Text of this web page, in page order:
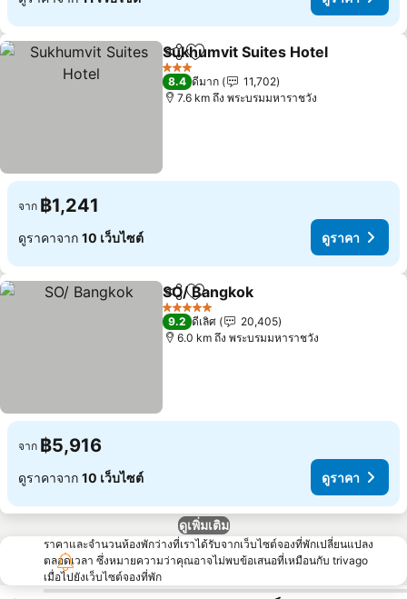
แชร์ เพิ่มในรายการโปรด
Sukhumvit Suites Hotel
3 ดาว
8.4 ดีมาก
11,702
7.6 km ถึง พระบรมมหาราชวัง
จาก ฿1,241
ดูราคาจาก 10 เว็บไซต์ ดูราคา
แชร์ เพิ่มในรายการโปรด
SO/ Bangkok
5 ดาว
9.2 ดีเลิศ
20,405
6.0 km ถึง พระบรมมหาราชวัง
จาก ฿5,916
ดูราคาจาก 10 เว็บไซต์ ดูราคา
ดูเพิ่มเติม
ราคาและจำนวนห้องพักว่างที่เราได้รับจากเว็บไซต์จองที่พักเปลี่ยนแปลง
ตลอดเวลา ซึ่งหมายความว่าคุณอาจไม่พบข้อเสนอที่เหมือนกับ trivago
เมื่อไปยังเว็บไซต์จองที่พัก